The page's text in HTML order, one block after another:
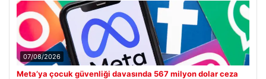
07/08/2026
Meta’ya çocuk güvenliği davasında 567 milyon dolar ceza